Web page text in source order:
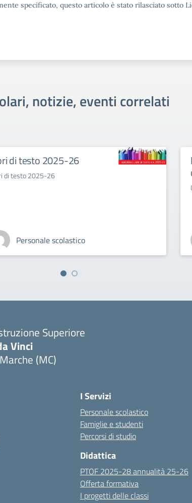
specificato, questo articolo è stato rilasciato sotto
notizie, eventi correlati
di testo 2025-26
di testo 2025-26
Personale scolastico
Superiore
Vinci
(MC)
I Servizi
Personale scolastico
Famiglie e studenti
Percorsi di studio
Didattica
PTOF 2025-28 annualità 25-26
Offerta formativa
I progetti delle classi